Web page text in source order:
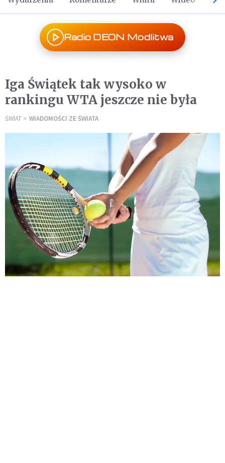
Radio DEON Modlitwa
Iga Świątek tak wysoko w
rankingu WTA jeszcze nie była
ŚWIAT WIADOMOŚCI ZE ŚWIATA